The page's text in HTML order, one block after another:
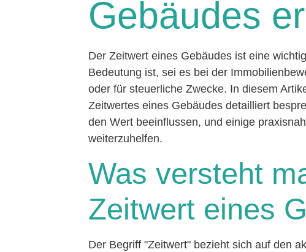
Gebäudes
Der Zeitwert eines Gebäudes ist eine
Bedeutung ist, sei es bei der
oder für steuerliche Zwecke. In diesem
Zeitwertes eines Gebäudes detailliert
den Wert beeinflussen, und einige
weiterzuhelfen.
Was versteht
Zeitwert eines
Der Begriff "Zeitwert" bezieht sich auf den